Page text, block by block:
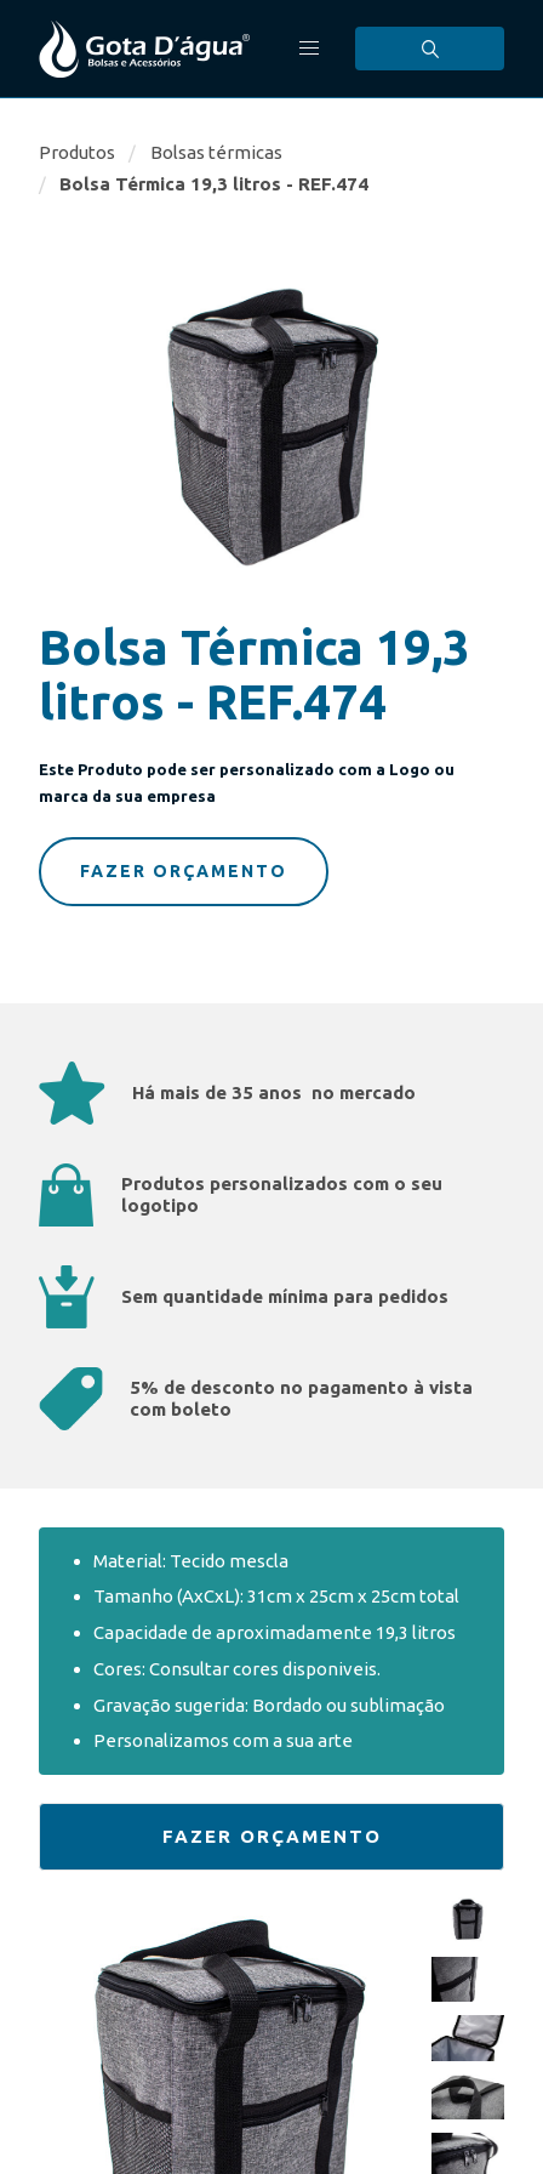
Produtos
Bolsas térmicas
Bolsa Térmica 19,3 litros - REF.474
Bolsa Térmica 19,3
litros - REF.474
Este Produto pode ser personalizado com a Logo ou
marca da sua empresa
FAZER ORÇAMENTO
Há mais de 35 anos no mercado
Produtos personalizados com o seu
logotipo
Sem quantidade mínima para pedidos
5% de desconto no pagamento à vista
com boleto
Material: Tecido mescla
Tamanho (AxCxL): 31cm x 25cm x 25cm total
Capacidade de aproximadamente 19,3 litros
Cores: Consultar cores disponiveis.
Gravação sugerida: Bordado ou sublimação
Personalizamos com a sua arte
FAZER ORÇAMENTO